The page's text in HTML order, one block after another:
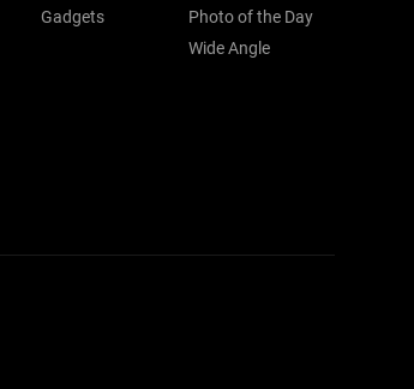
Gadgets
Photo of the Day
Wide Angle